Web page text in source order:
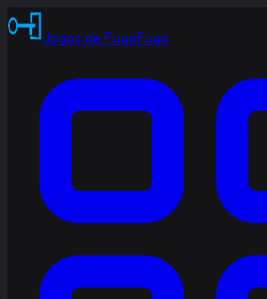
Jogos de FugaFuga